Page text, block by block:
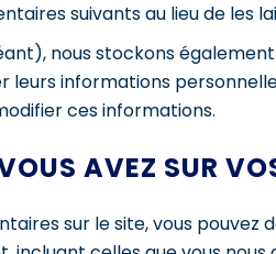
suivants au lieu de les
nous stockons
informations
ces informations.
AVEZ SUR
sur le site, vous